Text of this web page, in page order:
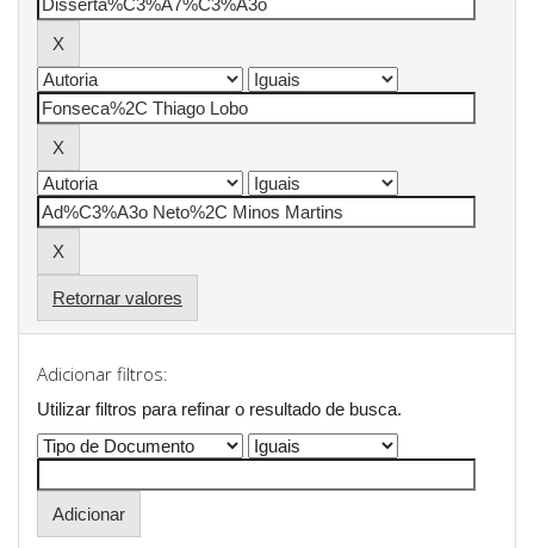
Retornar valores
Adicionar filtros:
Utilizar filtros para refinar o resultado de busca.